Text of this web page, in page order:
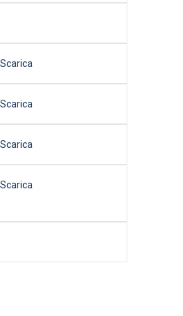
Scarica
Scarica
Scarica
Scarica